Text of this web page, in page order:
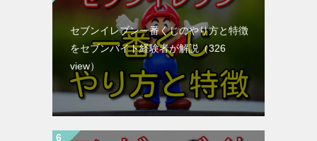
セブンイレブン一番くじのやり方と特徴
をセブンバイト経験者が解説（326
view）